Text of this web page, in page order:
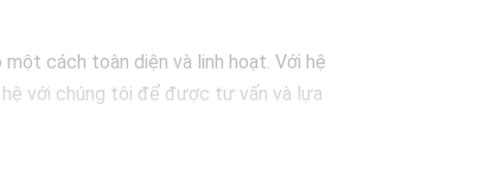
cách toàn diện và linh hoạt. Với hệ
với chúng tôi để được tư vấn và lựa